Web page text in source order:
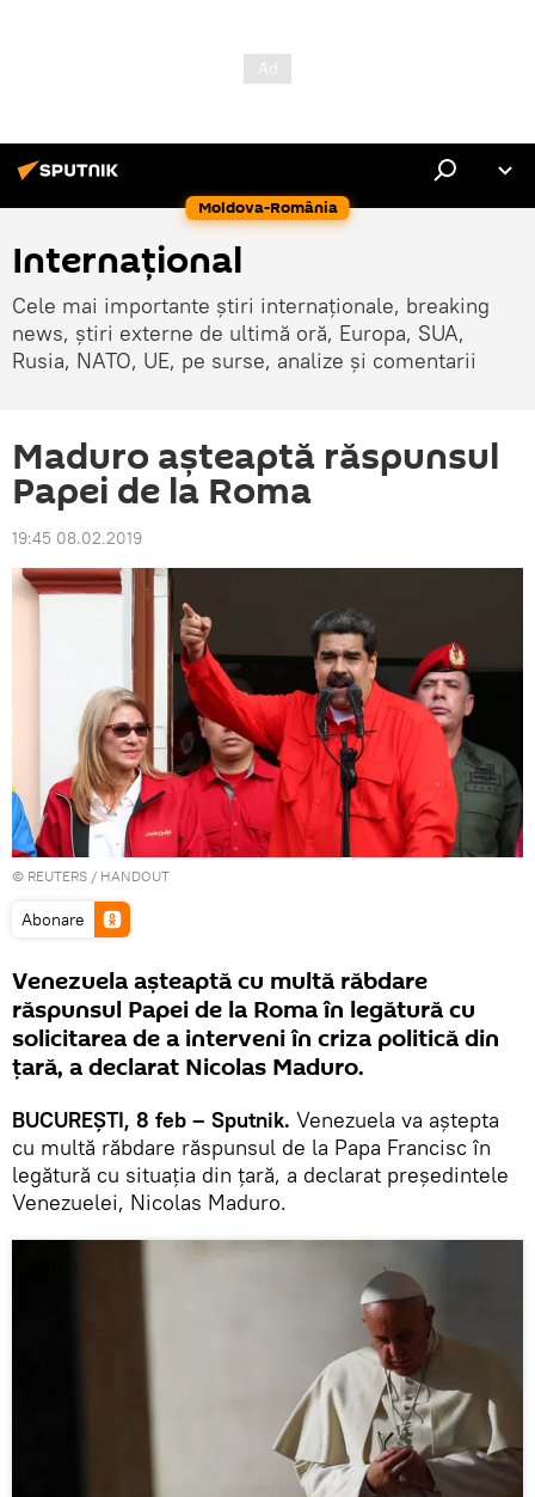
Moldova-România
Internaţional
Cele mai importante știri internaționale, breaking
news, știri externe de ultimă oră, Europa, SUA,
Rusia, NATO, UE, pe surse, analize și comentarii
Maduro așteaptă răspunsul
Papei de la Roma
19:45 08.02.2019
© REUTERS / HANDOUT
Abonare
Venezuela așteaptă cu multă răbdare
răspunsul Papei de la Roma în legătură cu
solicitarea de a interveni în criza politică din
țară, a declarat Nicolas Maduro.
BUCUREȘTI, 8 feb – Sputnik. Venezuela va aștepta
cu multă răbdare răspunsul de la Papa Francisc în
legătură cu situația din țară, a declarat președintele
Venezuelei, Nicolas Maduro.